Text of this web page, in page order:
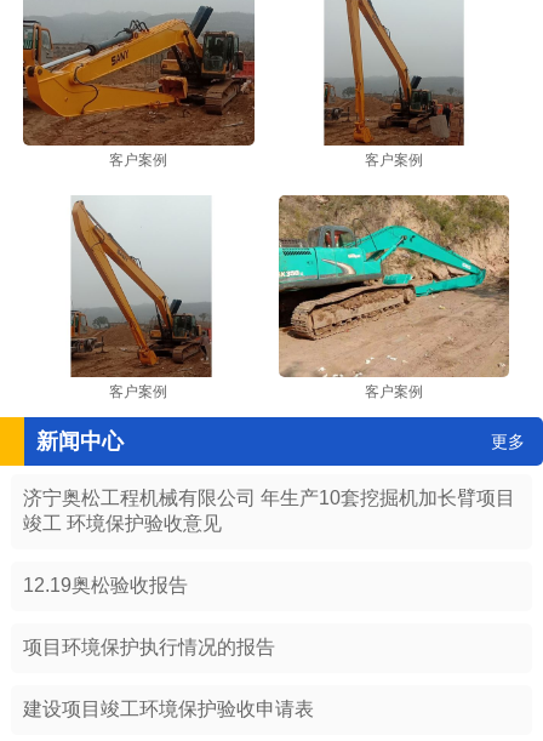
客户案例 客户案例
客户案例 客户案例
新闻中心 更多
济宁奥松工程机械有限公司 年生产10套挖掘机加长臂项目
竣工 环境保护验收意见
12.19奥松验收报告
项目环境保护执行情况的报告
建设项目竣工环境保护验收申请表